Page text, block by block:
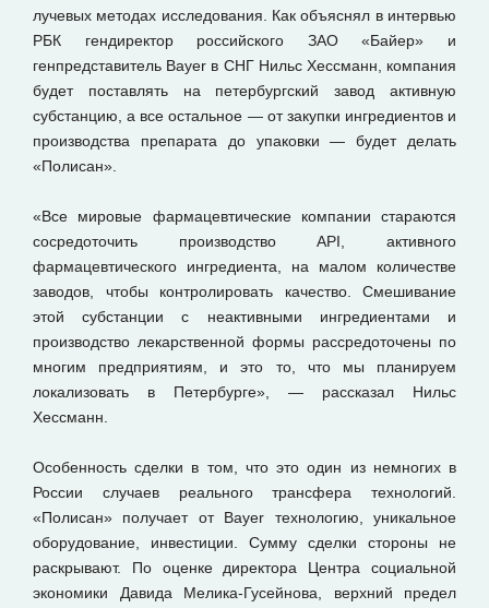
лучевых методах исследования. Как объяснял в интервью
РБК гендиректор российского ЗАО «Байер» и
генпредставитель Bayer в СНГ Нильс Хессманн, компания
будет поставлять на петербургский завод активную
субстанцию, а все остальное — от закупки ингредиентов и
производства препарата до упаковки — будет делать
«Полисан».
«Все мировые фармацевтические компании стараются
сосредоточить производство API, активного
фармацевтического ингредиента, на малом количестве
заводов, чтобы контролировать качество. Смешивание
этой субстанции с неактивными ингредиентами и
производство лекарственной формы рассредоточены по
многим предприятиям, и это то, что мы планируем
локализовать в Петербурге», — рассказал Нильс
Хессманн.
Особенность сделки в том, что это один из немногих в
России случаев реального трансфера технологий.
«Полисан» получает от Bayer технологию, уникальное
оборудование, инвестиции. Сумму сделки стороны не
раскрывают. По оценке директора Центра социальной
экономики Давида Мелика-Гусейнова, верхний предел